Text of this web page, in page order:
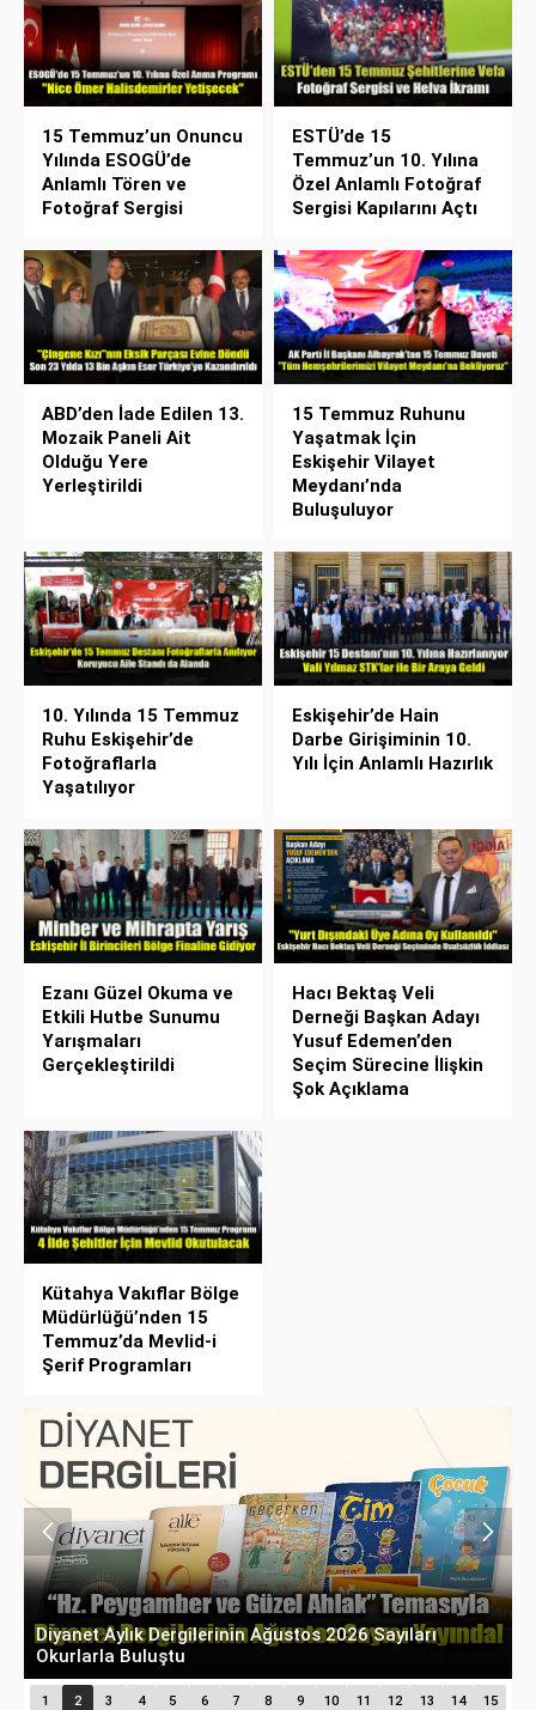
15 Temmuz’un Onuncu
Yılında ESOGÜ’de
Anlamlı Tören ve
Fotoğraf Sergisi
ESTÜ’de 15
Temmuz’un 10. Yılına
Özel Anlamlı Fotoğraf
Sergisi Kapılarını Açtı
ABD’den İade Edilen 13.
Mozaik Paneli Ait
Olduğu Yere
Yerleştirildi
15 Temmuz Ruhunu
Yaşatmak İçin
Eskişehir Vilayet
Meydanı’nda
Buluşuluyor
10. Yılında 15 Temmuz
Ruhu Eskişehir’de
Fotoğraflarla
Yaşatılıyor
Eskişehir’de Hain
Darbe Girişiminin 10.
Yılı İçin Anlamlı Hazırlık
Ezanı Güzel Okuma ve
Etkili Hutbe Sunumu
Yarışmaları
Gerçekleştirildi
Hacı Bektaş Veli
Derneği Başkan Adayı
Yusuf Edemen’den
Seçim Sürecine İlişkin
Şok Açıklama
Kütahya Vakıflar Bölge
Müdürlüğü’nden 15
Temmuz’da Mevlid-i
Şerif Programları
Diyanet Aylık Dergilerinin Ağustos 2026 Sayıları
Okurlarla Buluştu
1 2 3 4 5 6 7 8 9 10 11 12 13 14 15